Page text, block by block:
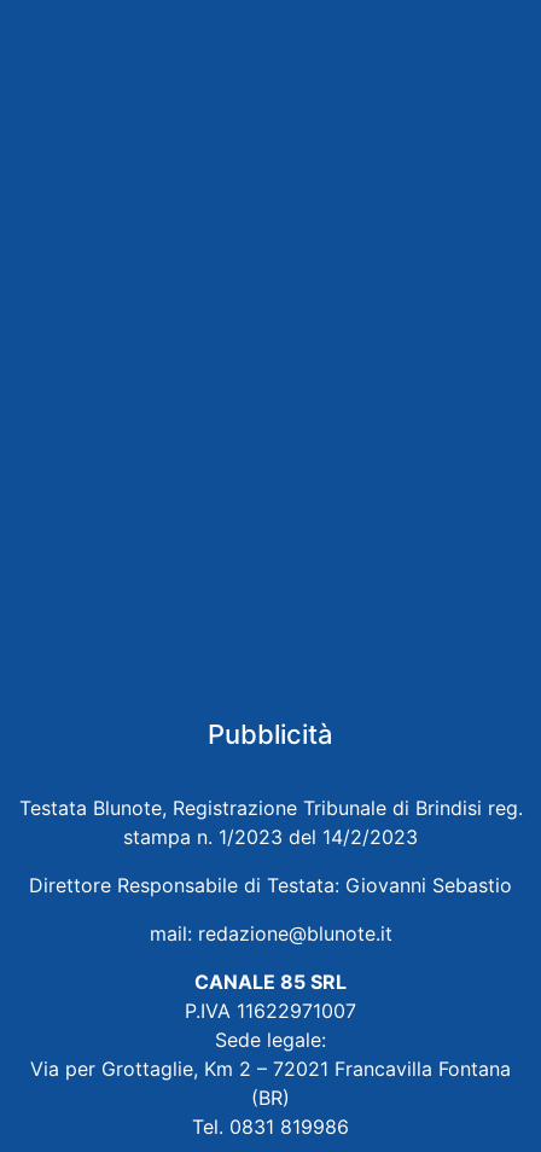
Pubblicità
Testata Blunote, Registrazione Tribunale di Brindisi reg.
stampa n. 1/2023 del 14/2/2023
Direttore Responsabile di Testata: Giovanni Sebastio
mail: redazione@blunote.it
CANALE 85 SRL
P.IVA 11622971007
Sede legale:
Via per Grottaglie, Km 2 – 72021 Francavilla Fontana
(BR)
Tel. 0831 819986